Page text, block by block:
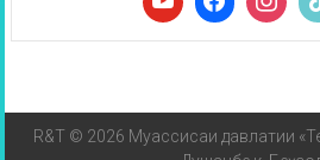
R&T © 2026 Муассисаи давлатии